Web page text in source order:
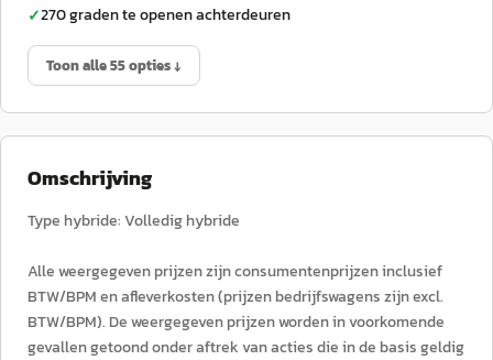
✓270 graden te openen achterdeuren
Toon alle 55 opties ↓
Omschrijving
Type hybride: Volledig hybride
Alle weergegeven prijzen zijn consumentenprijzen inclusief
BTW/BPM en afleverkosten (prijzen bedrijfswagens zijn excl.
BTW/BPM). De weergegeven prijzen worden in voorkomende
gevallen getoond onder aftrek van acties die in de basis geldig